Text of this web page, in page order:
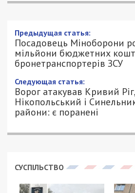
Предыдущая статья:
Посадовець Міноборони
мільйони бюджетних
бронетранспортерів ЗСУ
Следующая статья:
Ворог атакував Кривий Ріг,
Нікопольський і
райони: є поранені
СУСПІЛЬСТВО